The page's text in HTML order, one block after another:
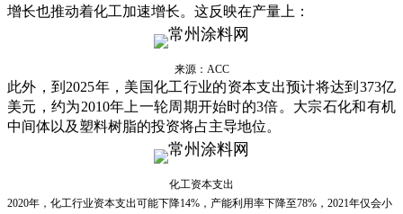
增长也推动着化工加速增长。这反映在产量上：
来源：ACC
此外，到2025年，美国化工行业的资本支出预计将达到373亿
美元，约为2010年上一轮周期开始时的3倍。大宗石化和有机
中间体以及塑料树脂的投资将占主导地位。
化工资本支出
2020年，化工行业资本支出可能下降14%，产能利用率下降至78%，2021年仅会小